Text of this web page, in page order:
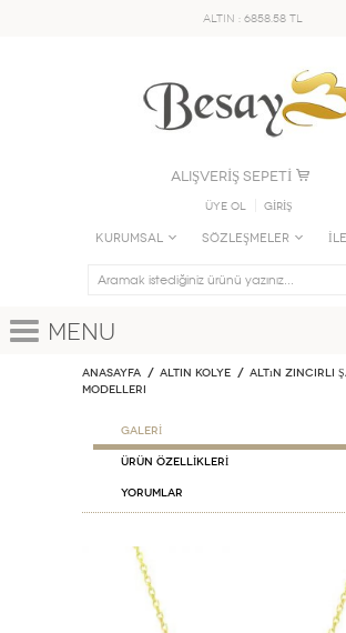
ALTIN : 6858.58 TL
ALIŞVERİŞ SEPETİ
Üye Ol GİRİŞ
KURUMSAL SÖZLEŞMELER
Menu
Anasayfa ALTIN KOLYE
Altın Zincirli
Modelleri
GALERİ
ÜRÜN ÖZELLİKLERİ
Yorumlar